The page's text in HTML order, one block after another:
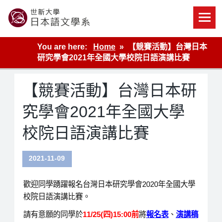
content
世新大學教學單位的網站
You are here:
Home
【競賽活動】台灣日本
研究學會2021年全國大學校院日語演講比賽
【競賽活動】台灣日本研
究學會2021年全國大學
校院日語演講比賽
2021-11-09
歡迎同學踴躍報名台灣日本研究學會2020年全國大學
校院日語演講比賽。
請有意願的同學於11/25(四)15:00前將報名表、 演講稿